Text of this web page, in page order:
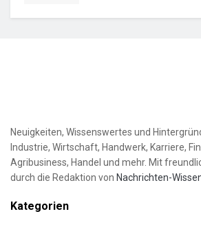
Neuigkeiten, Wissenswertes und
Industrie, Wirtschaft, Handwerk, Karriere,
Agribusiness, Handel und mehr. Mit
durch die Redaktion von Nachrichten-
Kategorien